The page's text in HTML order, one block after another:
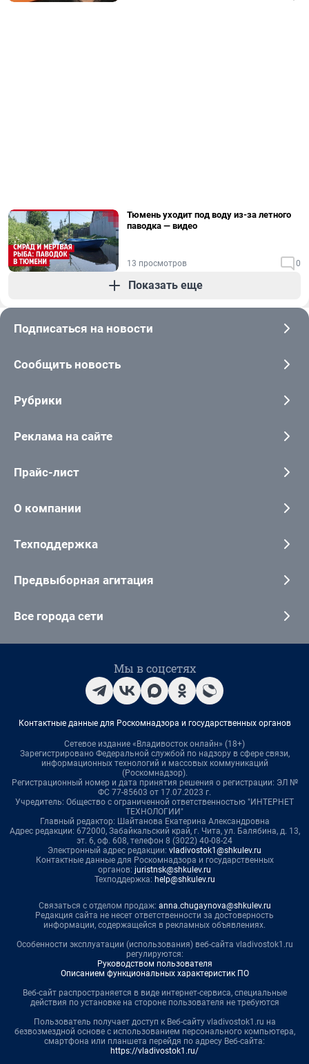
Тюмень уходит под воду из-за летного
паводка — видео
13 просмотров 0
Показать еще
Подписаться на новости
Сообщить новость
Рубрики
Реклама на сайте
Прайс-лист
О компании
Техподдержка
Предвыборная агитация
Все города сети
Мы в соцсетях
Контактные данные для Роскомнадзора и государственных органов
Сетевое издание «Владивосток онлайн» (18+)
Зарегистрировано Федеральной службой по надзору в сфере связи,
информационных технологий и массовых коммуникаций
(Роскомнадзор).
Регистрационный номер и дата принятия решения о регистрации: ЭЛ №
ФС 77-85603 от 17.07.2023 г.
Учредитель: Общество с ограниченной ответственностью "ИНТЕРНЕТ
ТЕХНОЛОГИИ"
Главный редактор: Шайтанова Екатерина Александровна
Адрес редакции: 672000, Забайкальский край, г. Чита, ул. Балябина, д. 13,
эт. 6, оф. 608, телефон 8 (3022) 40-08-24
Электронный адрес редакции: vladivostok1@shkulev.ru
Контактные данные для Роскомнадзора и государственных
органов: juristnsk@shkulev.ru
Техподдержка: help@shkulev.ru
Связаться с отделом продаж: anna.chugaynova@shkulev.ru
Редакция сайта не несет ответственности за достоверность
информации, содержащейся в рекламных объявлениях.
Особенности эксплуатации (использования) веб-сайта vladivostok1.ru
регулируются:
Руководством пользователя
Описанием функциональных характеристик ПО
Веб-сайт распространяется в виде интернет-сервиса, специальные
действия по установке на стороне пользователя не требуются
Пользователь получает доступ к Веб-сайту vladivostok1.ru на
безвозмездной основе с использованием персонального компьютера,
смартфона или планшета перейдя по адресу Веб-сайта:
https://vladivostok1.ru/